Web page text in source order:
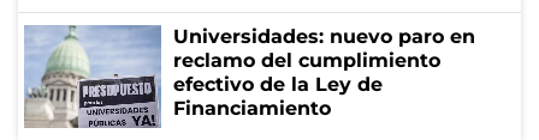
Universidades: nuevo paro en
reclamo del cumplimiento
efectivo de la Ley de
Financiamiento